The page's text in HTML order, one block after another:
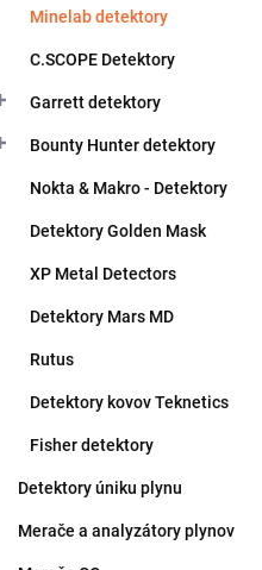
Minelab detektory
C.SCOPE Detektory
Garrett detektory
Bounty Hunter detektory
Nokta & Makro - Detektory
Detektory Golden Mask
XP Metal Detectors
Detektory Mars MD
Rutus
Detektory kovov Teknetics
Fisher detektory
Detektory úniku plynu
Merače a analyzátory plynov